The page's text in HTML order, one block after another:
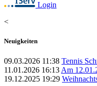
Login
<
Neuigkeiten
09.03.2026 11:38 Tennis
11.01.2026 16:13 Am
19.12.2025 19:29